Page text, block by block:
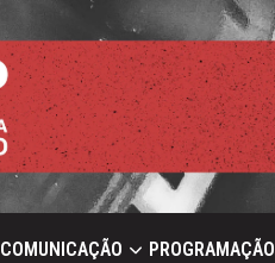
COMUNICAÇÃO PROGRAMAÇÃO